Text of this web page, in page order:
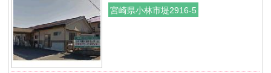
宮崎県小林市堤2916-5